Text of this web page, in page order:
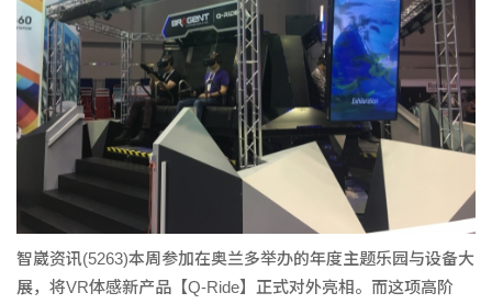
智崴资讯(5263)本周参加在奥兰多举办的年度主题乐园与设备大
展，将VR体感新产品【Q-Ride】正式对外亮相。而这项高阶